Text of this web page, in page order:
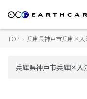
TOP › 兵庫県神戸市兵庫区